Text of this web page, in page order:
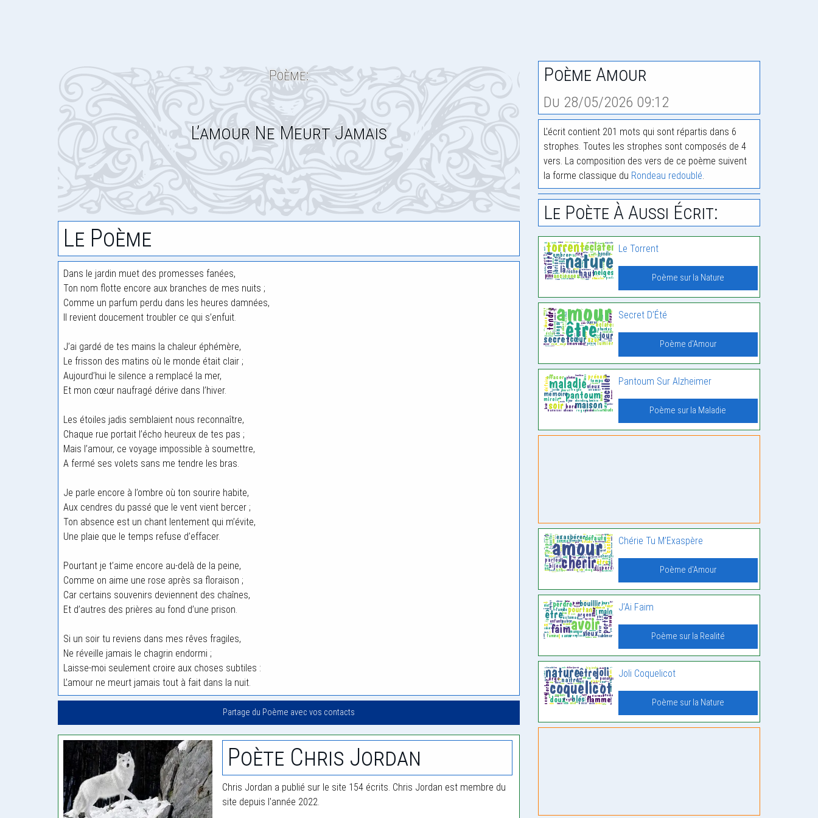
Poème:
L’amour Ne Meurt Jamais
Le Poème
Dans le jardin muet des promesses fanées,
Ton nom flotte encore aux branches de mes nuits ;
Comme un parfum perdu dans les heures damnées,
Il revient doucement troubler ce qui s’enfuit.
J’ai gardé de tes mains la chaleur éphémère,
Le frisson des matins où le monde était clair ;
Aujourd’hui le silence a remplacé la mer,
Et mon cœur naufragé dérive dans l’hiver.
Les étoiles jadis semblaient nous reconnaître,
Chaque rue portait l’écho heureux de tes pas ;
Mais l’amour, ce voyage impossible à soumettre,
A fermé ses volets sans me tendre les bras.
Je parle encore à l’ombre où ton sourire habite,
Aux cendres du passé que le vent vient bercer ;
Ton absence est un chant lentement qui m’évite,
Une plaie que le temps refuse d’effacer.
Pourtant je t’aime encore au-delà de la peine,
Comme on aime une rose après sa floraison ;
Car certains souvenirs deviennent des chaînes,
Et d’autres des prières au fond d’une prison.
Si un soir tu reviens dans mes rêves fragiles,
Ne réveille jamais le chagrin endormi ;
Laisse-moi seulement croire aux choses subtiles :
L’amour ne meurt jamais tout à fait dans la nuit.
Partage du Poème avec vos contacts
Poète Chris Jordan
Chris Jordan a publié sur le site 154 écrits. Chris Jordan est membre du
site depuis l'année 2022.
Poème Amour
Du 28/05/2026 09:12
L'écrit contient 201 mots qui sont répartis dans 6
strophes. Toutes les strophes sont composés de 4
vers. La composition des vers de ce poème suivent
la forme classique du Rondeau redoublé.
Le Poète À Aussi Écrit:
Le Torrent
Poème sur la Nature
Secret D’Été
Poème d'Amour
Pantoum Sur Alzheimer
Poème sur la Maladie
Chérie Tu M’Exaspère
Poème d'Amour
J’Ai Faim
Poème sur la Realité
Joli Coquelicot
Poème sur la Nature